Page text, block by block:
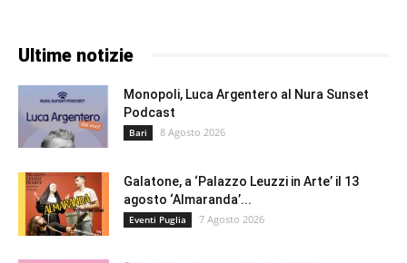
Ultime notizie
Monopoli, Luca Argentero al Nura Sunset
Podcast
Bari 8 Agosto 2026
Galatone, a ‘Palazzo Leuzzi in Arte’ il 13
agosto ‘Almaranda’...
Eventi Puglia 7 Agosto 2026